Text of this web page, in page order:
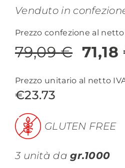
Venduto in
Prezzo confezione al netto
79,09€
Il
prezzo
originale
era:
79,09 €.
71,18
Il
prezzo
attuale
è:
71,18 €.
Prezzo unitario al netto
€23.73
GLUTEN FREE
3 unità dagr.1000